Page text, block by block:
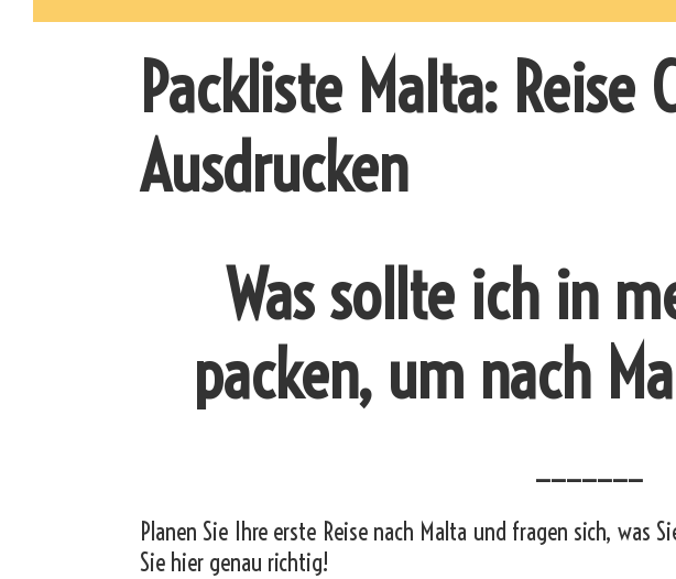
Packliste Malta: Reise
Ausdrucken
Was sollte ich in
packen, um nach
Planen Sie Ihre erste Reise nach Malta und fragen sich, was
Sie hier genau richtig!